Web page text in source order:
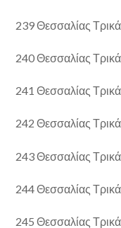
239 Θεσσαλίας
240 Θεσσαλίας
241 Θεσσαλίας
242 Θεσσαλίας
243 Θεσσαλίας
244 Θεσσαλίας
245 Θεσσαλίας